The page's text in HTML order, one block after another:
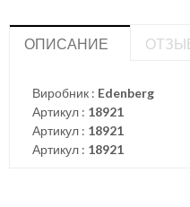
ОПИСАНИЕ
Виробник : Edenberg
Артикул : 18921
Артикул : 18921
Артикул : 18921